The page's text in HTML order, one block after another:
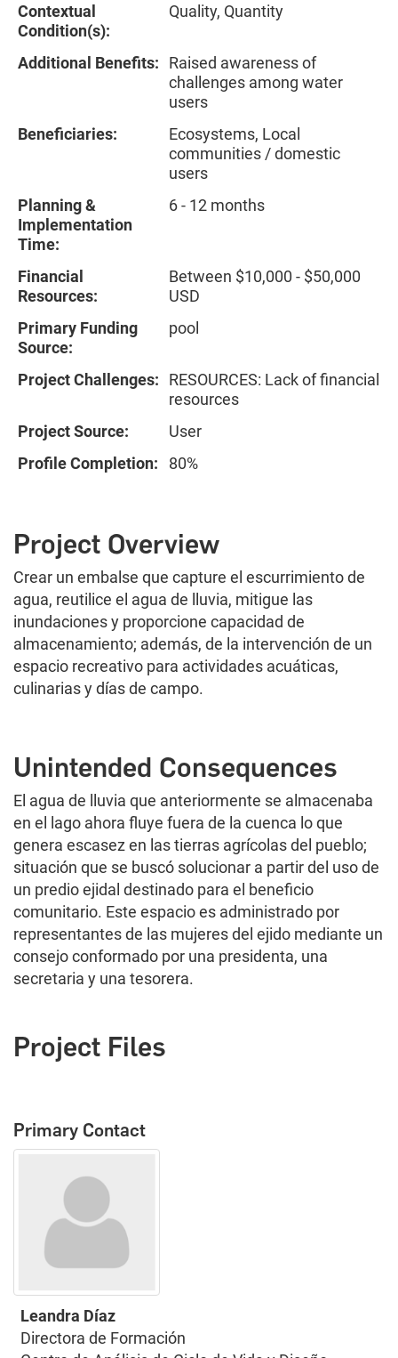
Contextual
Condition(s):
Quality, Quantity
Additional Benefits:
Raised awareness of
challenges among water
users
Beneficiaries:
Ecosystems, Local
communities / domestic
users
Planning &
Implementation
Time:
6 - 12 months
Financial
Resources:
Between $10,000 - $50,000
USD
Primary Funding
Source:
pool
Project Challenges:
RESOURCES: Lack of financial
resources
Project Source:
User
Profile Completion:
80%
Project Overview
Crear un embalse que capture el escurrimiento de
agua, reutilice el agua de lluvia, mitigue las
inundaciones y proporcione capacidad de
almacenamiento; además, de la intervención de un
espacio recreativo para actividades acuáticas,
culinarias y días de campo.
Unintended Consequences
El agua de lluvia que anteriormente se almacenaba
en el lago ahora fluye fuera de la cuenca lo que
genera escasez en las tierras agrícolas del pueblo;
situación que se buscó solucionar a partir del uso de
un predio ejidal destinado para el beneficio
comunitario. Este espacio es administrado por
representantes de las mujeres del ejido mediante un
consejo conformado por una presidenta, una
secretaria y una tesorera.
Project Files
Primary Contact
Leandra Díaz
Directora de Formación